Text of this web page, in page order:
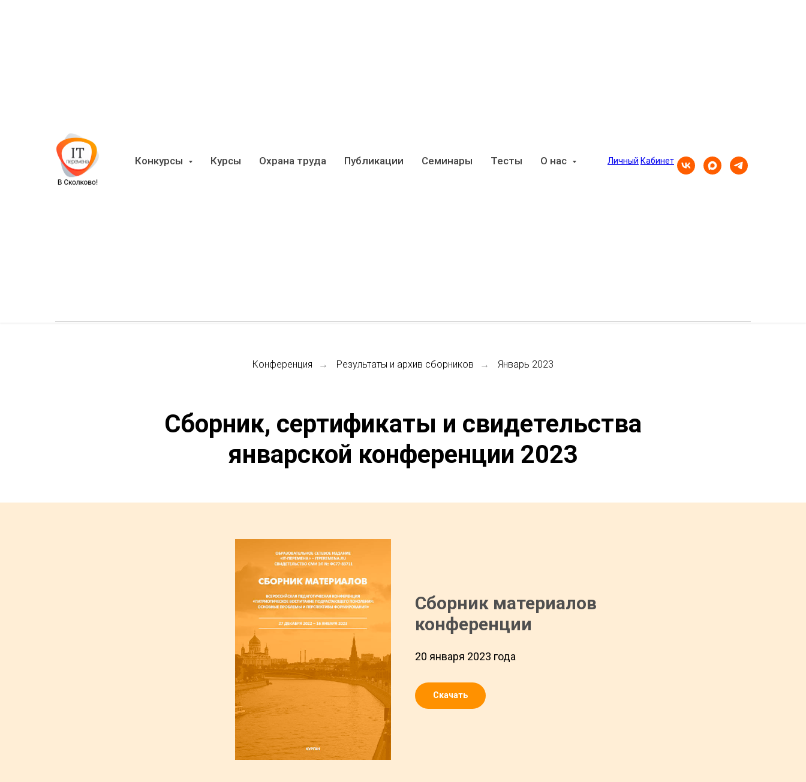
Конкурсы Курсы Охрана труда Публикации Семинары Тесты О нас Личный Кабинет
Конференция → Результаты и архив сборников → Январь 2023
Сборник, сертификаты и свидетельства
январской конференции 2023
Сборник материалов
конференции
20 января 2023 года
Скачать